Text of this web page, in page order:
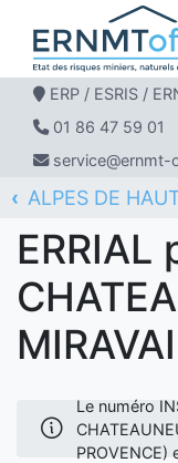
ERP / ESRIS /
01 86 47 59 01
service@ernmt-
ERNMT Officiel
ERRIAL
ALPES DE
CHATEAUNEUF
ERRIAL
Le numéro
PROVENCE)